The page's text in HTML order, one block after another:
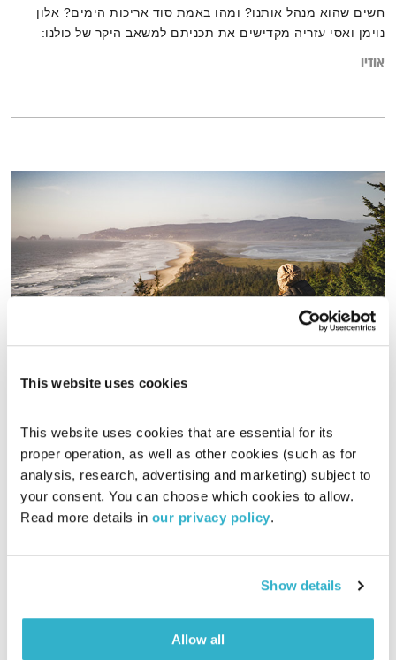
This website uses cookies
This website uses cookies that are essential for its
proper operation, as well as other cookies (such as for
analysis, research, advertising and marketing) subject to
your consent. You can choose which cookies to allow.
Read more details in our privacy policy.
Show details
Allow all
חשים שהוא מנהל אותנו? ומהו באמת סוד אריכות הימים? אלון
נוימן ואסי עזריה מקדישים את תכניתם למשאב היקר של כולנו:
אודיו
01:00:46
סיעור מוחות בשידור חי בהגשת אלון נוימן ואסף עזריה. והפעם –
זריזות. מוזמנים להרחיב על ידי קריאת הכתבה:
"האם אתם מתנהלים בקצב החיים האופטימלי עבורכם? ומה אפשר